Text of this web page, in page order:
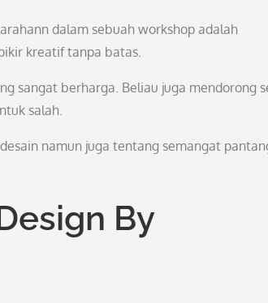
dalam sebuah workshop adalah
kreatif tanpa batas.
sangat berharga. Beliau juga mendorong
salah.
namun juga tentang semangat
By